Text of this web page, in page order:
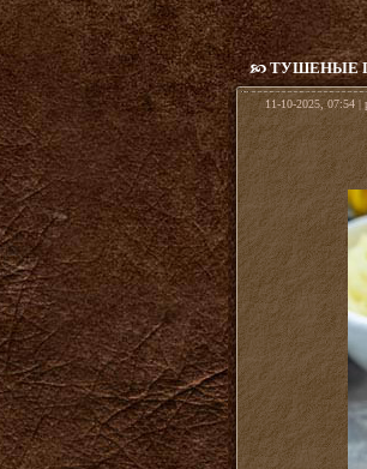
ТУШЕНЫЕ
11-10-2025, 07:54 |